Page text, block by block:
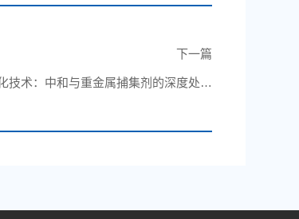
下一篇
技术：中和与重金属捕集剂的深度处理